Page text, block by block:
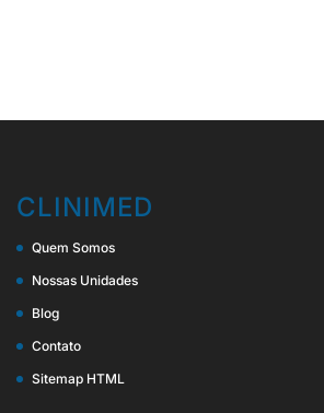
CLINIMED
Quem Somos
Nossas Unidades
Blog
Contato
Sitemap HTML